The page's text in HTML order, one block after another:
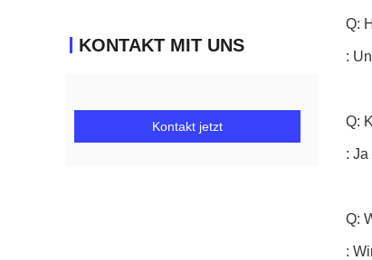
KONTAKT MIT UNS
Kontakt jetzt
Q:
:
Q:
:
Q:
: